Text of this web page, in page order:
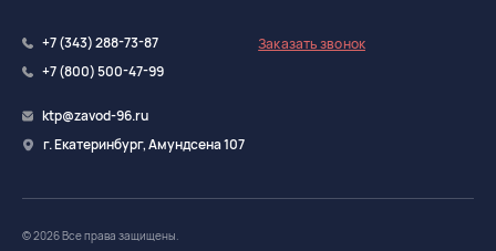
+7 (343) 288-73-87
+7 (800) 500-47-99
Заказать звонок
ktp@zavod-96.ru
г. Екатеринбург, Амундсена 107
© 2026 Все права защищены.